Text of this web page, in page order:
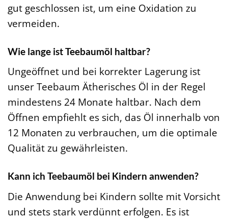
gut geschlossen ist, um eine Oxidation zu
vermeiden.
Wie lange ist Teebaumöl haltbar?
Ungeöffnet und bei korrekter Lagerung ist
unser Teebaum Ätherisches Öl in der Regel
mindestens 24 Monate haltbar. Nach dem
Öffnen empfiehlt es sich, das Öl innerhalb von
12 Monaten zu verbrauchen, um die optimale
Qualität zu gewährleisten.
Kann ich Teebaumöl bei Kindern anwenden?
Die Anwendung bei Kindern sollte mit Vorsicht
und stets stark verdünnt erfolgen. Es ist